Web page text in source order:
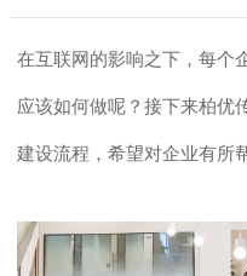
在互联网的影响之下，每个
应该如何做呢？接下来柏优
建设流程，希望对企业有所